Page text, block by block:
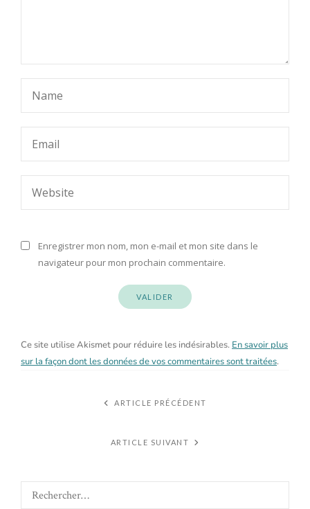
Enregistrer mon nom, mon e-mail et mon site dans le
navigateur pour mon prochain commentaire.
Ce site utilise Akismet pour réduire les indésirables. En savoir plus
sur la façon dont les données de vos commentaires sont traitées.
ARTICLE PRÉCÉDENT
ARTICLE SUIVANT